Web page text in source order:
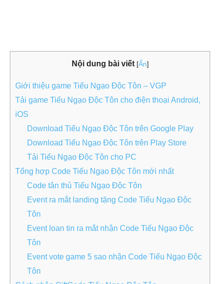
Nội dung bài viết [Ẩn]
Giới thiệu game Tiếu Ngạo Độc Tôn – VGP
Tải game Tiếu Ngạo Độc Tôn cho điện thoại Android,
iOS
Download Tiếu Ngạo Độc Tôn trên Google Play
Download Tiếu Ngạo Độc Tôn trên Play Store
Tải Tiếu Ngạo Độc Tôn cho PC
Tổng hợp Code Tiếu Ngạo Độc Tôn mới nhất
Code tân thủ Tiếu Ngạo Độc Tôn
Event ra mắt landing tặng Code Tiếu Ngạo Độc
Tôn
Event loan tin ra mắt nhận Code Tiếu Ngạo Độc
Tôn
Event vote game 5 sao nhận Code Tiếu Ngạo Độc
Tôn